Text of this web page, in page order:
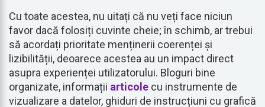
Cu toate acestea, nu uitați că nu veți face niciun
favor dacă folosiți cuvinte cheie; în schimb, ar trebui
să acordați prioritate menținerii coerenței și
lizibilității, deoarece acestea au un impact direct
asupra experienței utilizatorului. Bloguri bine
organizate, informații articole cu instrumente de
vizualizare a datelor, ghiduri de instrucțiuni cu grafică